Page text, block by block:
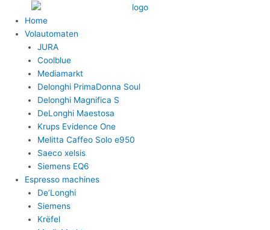
naar
Home
Volautomaten
JURA
Coolblue
Mediamarkt
Delonghi PrimaDonna Soul
Delonghi Magnifica S
DeLonghi Maestosa
Krups Evidence One
Melitta Caffeo Solo e950
Saeco xelsis
Siemens EQ6
Espresso machines
De’Longhi
Siemens
Krëfel